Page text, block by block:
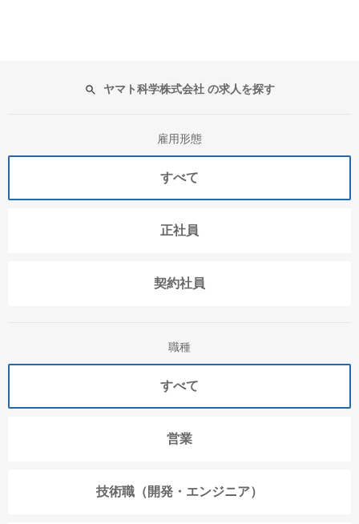
ヤマト科学株式会社 の求人を探す
雇用形態
すべて
正社員
契約社員
職種
すべて
営業
技術職（開発・エンジニア）